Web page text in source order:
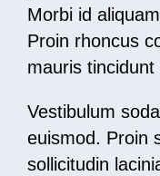
Morbi id
Proin rhoncus
mauris tincidunt
Vestibulum
euismod. Proin
sollicitudin